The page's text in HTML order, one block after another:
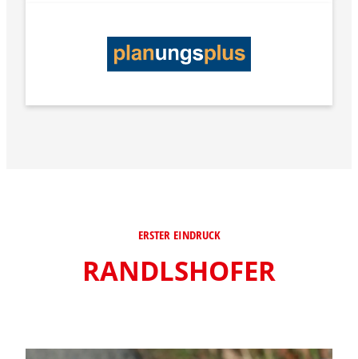
ERSTER EINDRUCK
RANDLSHOFER